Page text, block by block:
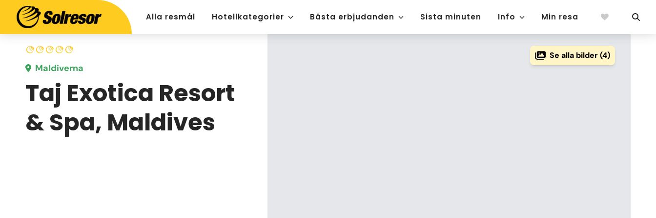
Alla resmål Hotellkategorier Bästa erbjudanden Sista minuten Info Min resa
Maldiverna
Taj Exotica Resort
& Spa, Maldives
Se alla bilder (4)